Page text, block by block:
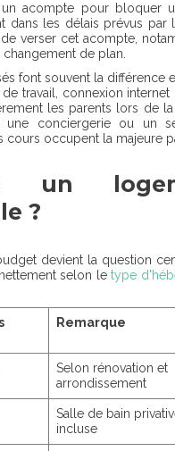
un acompte pour bloquer
dans les délais prévus par
verser cet acompte,
de plan.
font souvent la différence
travail, connexion internet
les parents lors de
une conciergerie ou un
occupent la majeure
un
?
devient la question
selon letype
Remarque
Selon rénovation et
arrondissement
Salle de bain
incluse